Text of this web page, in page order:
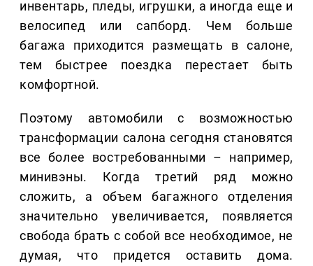
инвентарь, пледы, игрушки, а иногда еще и
велосипед или сапборд. Чем больше
багажа приходится размещать в салоне,
тем быстрее поездка перестает быть
комфортной.
Поэтому автомобили с возможностью
трансформации салона сегодня становятся
все более востребованными – например,
минивэны. Когда третий ряд можно
сложить, а объем багажного отделения
значительно увеличивается, появляется
свобода брать с собой все необходимое, не
думая, что придется оставить дома.